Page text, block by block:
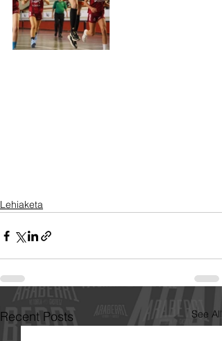
Lehiaketa
Recent Posts See All